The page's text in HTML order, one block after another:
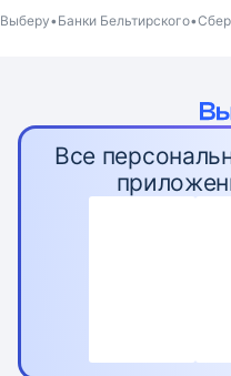
Выберу Банки Бельтирского
Все